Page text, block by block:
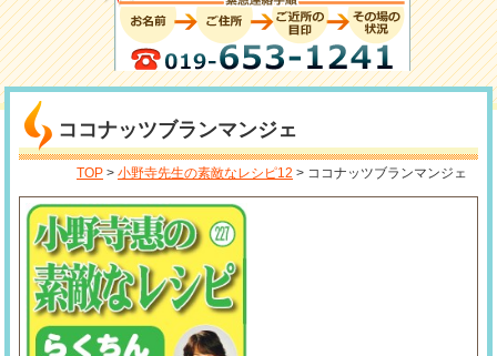
ココナッツブランマンジェ
TOP > 小野寺先生の素敵なレシピ12 > ココナッツブランマンジェ